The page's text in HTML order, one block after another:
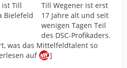
Till Wegener ist erst
17 Jahre alt und seit
wenigen Tagen Teil
des DSC-Profikaders.
was das Mittelfeldtalent so
auf
]